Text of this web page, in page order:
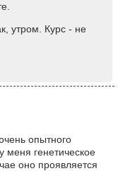
утром. Курс - не
опытного
генетическое
оно проявляется